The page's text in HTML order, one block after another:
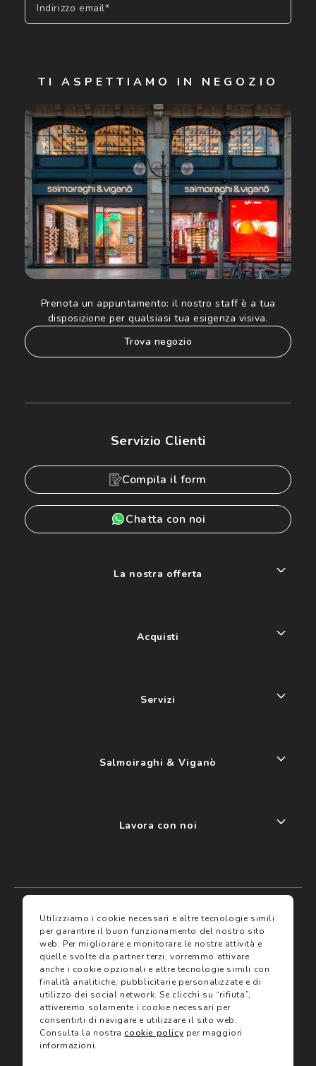
I miei preferiti
Assicurazioni
Servizi
Trova negozio
Indirizzo email*
Cliccando su "Iscriviti", confermo di avere più di 16 anni e
acconsento all'utilizzo dei miei Dati Personali da parte di
Luxottica Group S.p.A. per l'invio di offerte speciali, novità
ed altre comunicazioni di carattere pubblicitario (consultare
Informativa sulla privacyper ulteriori informazioni).
TI ASPETTIAMO IN NEGOZIO
Prenota un appuntamento: il nostro staff è a tua
disposizione per qualsiasi tua esigenza visiva.
trova negozio
Servizio Clienti
Compila il form
Chatta con noi
La nostra offerta
Acquisti
Servizi
Salmoiraghi & Viganò
Lavora con noi
Termini e condizioni
Termini di vendita
Avvertenze e informazioni di sicurezza sui prodotti
Informativa sulla Privacy
Utilizzo dei cookie
Utilizziamo i cookie necessari e altre tecnologie simili
per garantire il buon funzionamento del nostro sito
web. Per migliorare e monitorare le nostre attività e
quelle svolte da partner terzi, vorremmo attivare
anche i cookie opzionali e altre tecnologie simili con
finalità analitiche, pubblicitarie personalizzate e di
utilizzo dei social network. Se clicchi su “rifiuta”,
attiveremo solamente i cookie necessari per
consentirti di navigare e utilizzare il sito web.
Consulta la nostracookie policy per maggiori
informazioni.